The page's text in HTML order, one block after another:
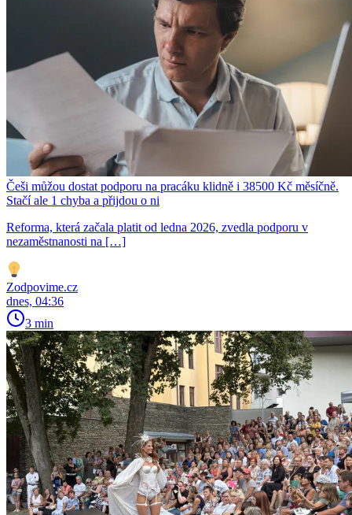
Češi můžou dostat podporu na pracáku klidně i 38500 Kč měsíčně.
Stačí ale 1 chyba a přijdou o ni
Reforma, která začala platit od ledna 2026, zvedla podporu v
nezaměstnanosti na […]
Zodpovime.cz
dnes, 04:36
3 min